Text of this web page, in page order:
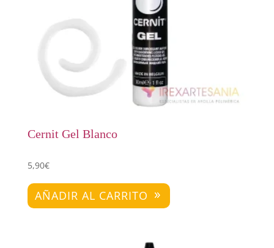
Cernit Gel Blanco
5,90€
AÑADIR AL CARRITO